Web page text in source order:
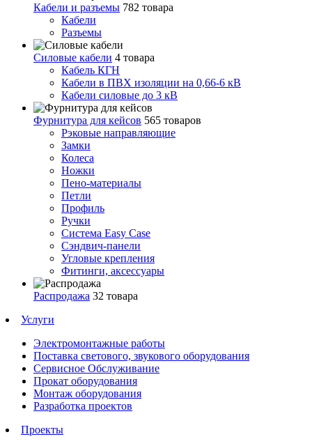
Кабели и разъемы 782 товара
Кабели
Разъемы
Силовые кабели 4 товара
Кабель КГН
Кабели в ПВХ изоляции на 0,66-6 кВ
Кабели силовые до 3 кВ
Фурнитура для кейсов 565 товаров
Рэковые направляющие
Замки
Колеса
Ножки
Пено-материалы
Петли
Профиль
Ручки
Система Easy Case
Сэндвич-панели
Угловые крепления
Фитинги, аксессуары
Распродажа 32 товара
Услуги
Электромонтажные работы
Поставка светового, звукового оборудования
Сервисное Обслуживание
Прокат оборудования
Монтаж оборудования
Разработка проектов
Проекты